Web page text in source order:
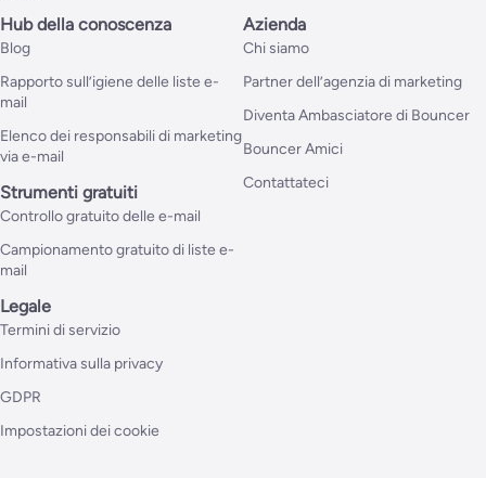
Hub della conoscenza
Blog
Rapporto sull’igiene delle liste e-
mail
Elenco dei responsabili di marketing
via e-mail
Strumenti gratuiti
Controllo gratuito delle e-mail
Campionamento gratuito di liste e-
mail
Azienda
Chi siamo
Partner dell’agenzia di marketing
Diventa Ambasciatore di Bouncer
Bouncer Amici
Contattateci
Legale
Termini di servizio
Informativa sulla privacy
GDPR
Impostazioni dei cookie